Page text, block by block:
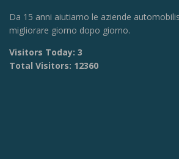
Da 15 anni aiutiamo le aziende
migliorare giorno dopo giorno.
Visitors Today: 3
Total Visitors: 12360